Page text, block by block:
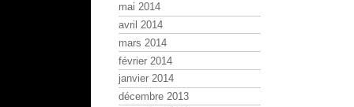
mai 2014
avril 2014
mars 2014
février 2014
janvier 2014
décembre 2013